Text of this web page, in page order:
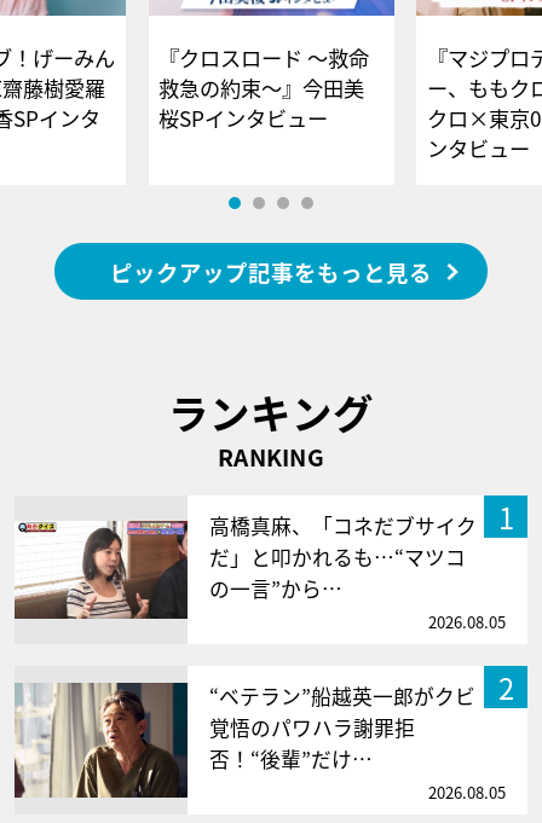
！げーみん
藤樹愛羅
SPインタ
『クロスロード ～救命
救急の約束～』今田美
桜SPインタビュー
『マジプロ
ー、ももク
クロ×東京
ンタビュー
ピックアップ記事をもっと見る
ランキング
RANKING
1
高橋真麻、「コネだブサイク
だ」と叩かれるも…“マツコ
の一言”から…
2026.08.05
2
“ベテラン”船越英一郎がクビ
覚悟のパワハラ謝罪拒
否！“後輩”だけ…
2026.08.05